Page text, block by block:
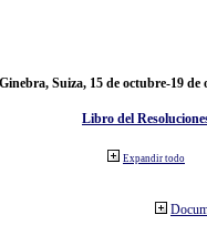
Suiza, 15 de octubre-19 de
Libro del
Expandir todo